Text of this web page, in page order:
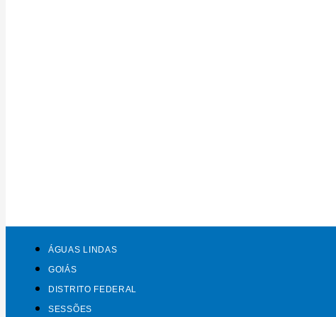
ÁGUAS LINDAS
GOIÁS
DISTRITO FEDERAL
SESSÕES